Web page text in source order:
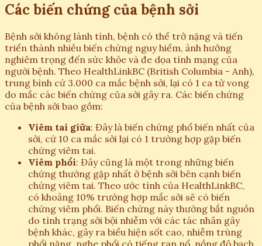
Các biến chứng của bệnh sởi
Bệnh sởi không lành tính, bệnh có thể trở nặng và tiến
triển thành nhiều biến chứng nguy hiểm, ảnh hưởng
nghiêm trọng đến sức khỏe và đe dọa tính mạng của
người bệnh. Theo HealthLinkBC (British Columbia - Anh),
trung bình cứ 3.000 ca mắc bệnh sởi, lại có 1 ca tử vong
do mắc các biến chứng của sởi gây ra. Các biến chứng
của bệnh sởi bao gồm:
Viêm tai giữa: Đây là biến chứng phổ biến nhất của
sởi, cứ 10 ca mắc sởi lại có 1 trường hợp gặp biến
chứng viêm tai.
Viêm phổi: Đây cũng là một trong những biến
chứng thường gặp nhất ở bệnh sởi bên cạnh biến
chứng viêm tai. Theo ước tính của HealthLinkBC,
có khoảng 10% trường hợp mắc sởi sẽ có biến
chứng viêm phổi. Biến chứng này thường bắt nguồn
do tình trạng sởi bội nhiễm với các tác nhân gây
bệnh khác, gây ra biểu hiện sốt cao, nhiễm trùng